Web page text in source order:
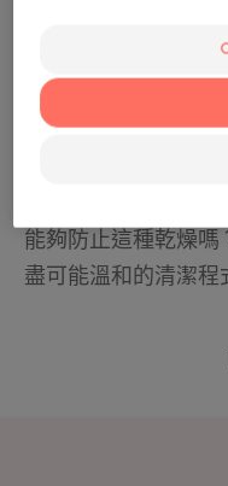
防治肌膚乾
這在幾乎所有類型
到放療、靶向治療
能夠防止這種乾燥嗎
盡可能溫和的清潔程